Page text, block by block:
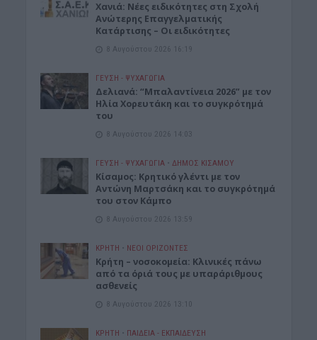
Χανιά: Νέες ειδικότητες στη Σχολή
Ανώτερης Επαγγελματικής
Κατάρτισης – Οι ειδικότητες
8 Αυγούστου 2026 16:19
ΓΕΎΣΗ - ΨΥΧΑΓΩΓΊΑ
Δελιανά: “Μπαλαντίνεια 2026” με τον
Ηλία Χορευτάκη και το συγκρότημά
του
8 Αυγούστου 2026 14:03
ΓΕΎΣΗ - ΨΥΧΑΓΩΓΊΑ • ΔΉΜΟΣ ΚΙΣΆΜΟΥ
Kίσαμος: Κρητικό γλέντι με τον
Αντώνη Μαρτσάκη και το συγκρότημά
του στον Κάμπο
8 Αυγούστου 2026 13:59
ΚΡΗΤΗ • ΝΕΟΙ ΟΡΙΖΟΝΤΕΣ
Κρήτη – νοσοκομεία: Κλινικές πάνω
από τα όριά τους με υπαράριθμους
ασθενείς
8 Αυγούστου 2026 13:10
ΚΡΗΤΗ • ΠΑΙΔΕΙΑ - ΕΚΠΑΙΔΕΥΣΗ